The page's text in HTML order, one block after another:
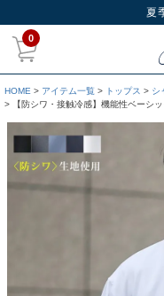
夏
0
HOME アイテム一覧 トップス
シ
【防シワ・接触冷感】機能性ベーシ